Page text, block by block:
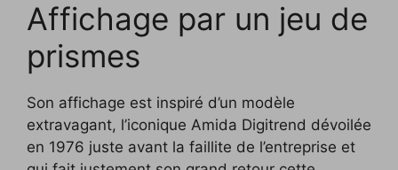
Affichage par un jeu de
prismes
Son affichage est inspiré d’un modèle
extravagant, l’iconique Amida Digitrend dévoilée
en 1976 juste avant la faillite de l’entreprise et